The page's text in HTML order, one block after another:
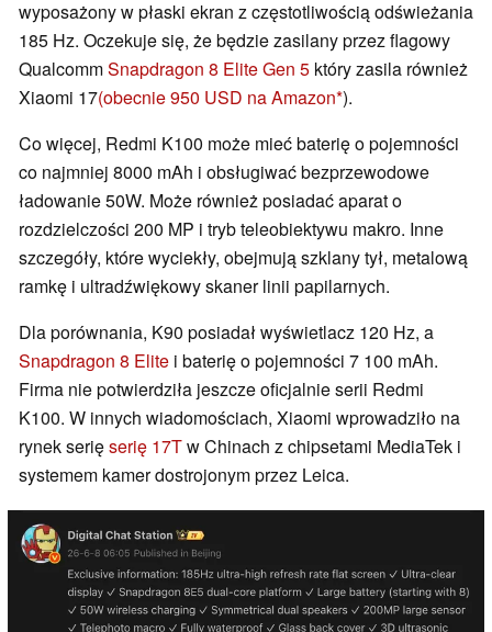
wyposażony w płaski ekran z częstotliwością odświeżania
185 Hz. Oczekuje się, że będzie zasilany przez flagowy
QualcommSnapdragon 8 Elite Gen 5 który zasila również
Xiaomi 17(obecnie 950 USD na Amazon ).
Co więcej, Redmi K100 może mieć baterię o pojemności
co najmniej 8000 mAh i obsługiwać bezprzewodowe
ładowanie 50W. Może również posiadać aparat o
rozdzielczości 200 MP i tryb teleobiektywu makro. Inne
szczegóły, które wyciekły, obejmują szklany tył, metalową
ramkę i ultradźwiękowy skaner linii papilarnych.
Dla porównania, K90 posiadał wyświetlacz 120 Hz, a
Snapdragon 8 Elite i baterię o pojemności 7 100 mAh.
Firma nie potwierdziła jeszcze oficjalnie serii Redmi
K100. W innych wiadomościach, Xiaomi wprowadziło na
rynek serięserię 17Tw Chinach z chipsetami MediaTek i
systemem kamer dostrojonym przez Leica.